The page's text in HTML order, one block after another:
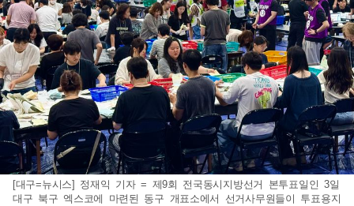
[대구=뉴시스] 정재익 기자 = 제9회 전국동시지방선거 본투표일인 3일
대구 북구 엑스코에 마련된 동구 개표소에서 선거사무원들이 투표용지